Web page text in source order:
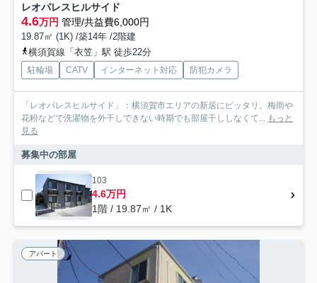
レオパレスヒルサイド
4.6万円 管理/共益費6,000円
19.87㎡ (1K) /築14年 /2階建
横須賀線「衣笠」駅 徒歩22分
駐輪場 CATV インターネット対応 防犯カメラ
「レオパレスヒルサイド」：横須賀市エリアの新居にピッタリ。梅雨や
花粉などで洗濯物を外干しできない時期でも部屋干ししなくて... もっと
見る
募集中の部屋
103
4.6万円
1階 / 19.87㎡ / 1K
アパート